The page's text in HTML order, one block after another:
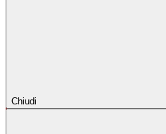
Chiudi